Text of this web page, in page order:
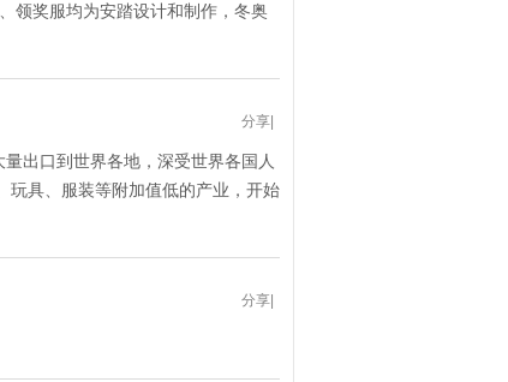
领奖服均为安踏设计和制作，冬奥
分享
出口到世界各地，深受世界各国人
玩具、服装等附加值低的产业，开始
分享